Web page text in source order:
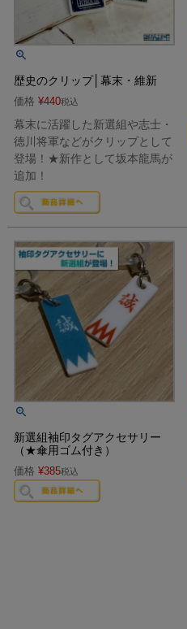
歴史のクリップ│幕末・維新
価格 ¥440税込
幕末に活躍した新選組や志士・
徳川将軍などがクリップとして
登場！★新作として坂本龍馬が
追加！
新選組袖印タグアクセサリー
（★傘用ゴム付き）
価格 ¥385税込